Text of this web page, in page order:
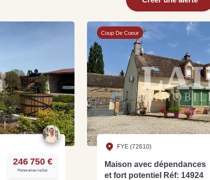
Gratuit
Estimez votre bien en ligne.
Rapide et gratuit, recevez votre
quelques clics.
Estimer mon bien maintenant
246 750 €
Honoraires inclus
Coup De Coeur
FYE (72610)
Maison avec dépendances
et fort potentiel Réf: 14924